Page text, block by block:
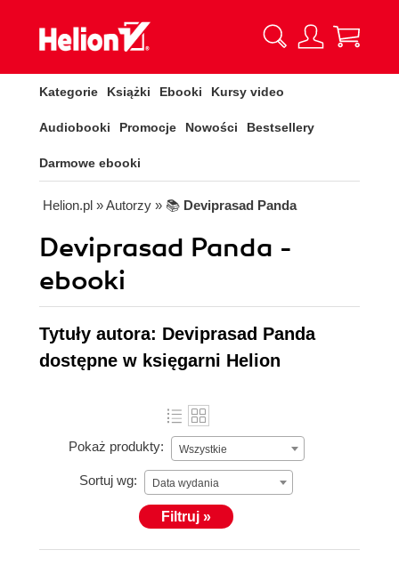
Kategorie Książki Ebooki Kursy video
Audiobooki Promocje Nowości Bestsellery
Darmowe ebooki
Helion.pl » Autorzy » 📚 Deviprasad Panda
Deviprasad Panda -
ebooki
Tytuły autora: Deviprasad Panda
dostępne w księgarni Helion
Pokaż produkty: Wszystkie
Sortuj wg: Data wydania
Filtruj »